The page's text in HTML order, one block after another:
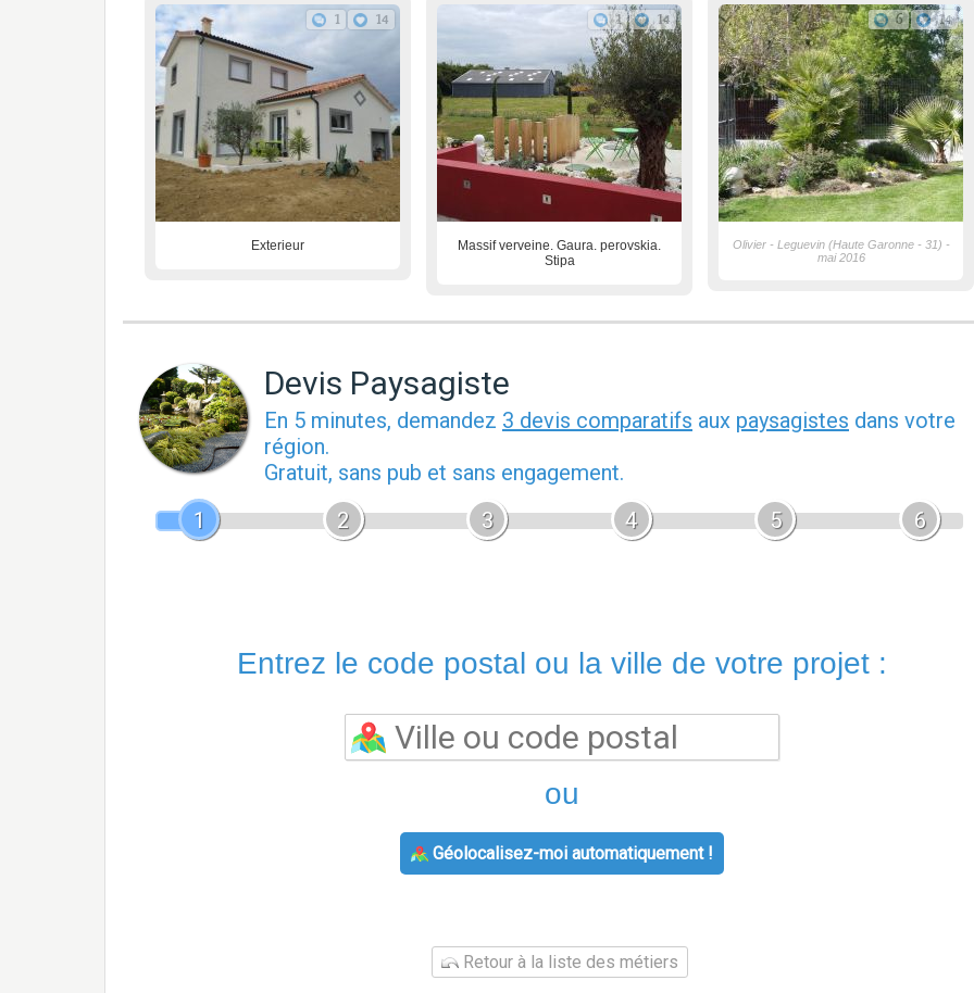
1 14
Exterieur
1 14
Massif verveine. Gaura. perovskia.
Stipa
6 14
Olivier - Leguevin (Haute Garonne - 31) -
mai 2016
Devis Paysagiste
En 5 minutes, demandez 3 devis comparatifs aux paysagistes dans votre
région.
Gratuit, sans pub et sans engagement.
1
2 3 4 5 6
Entrez le code postal ou la ville de votre projet :
ou
Géolocalisez-moi automatiquement !
Retour à la liste des métiers